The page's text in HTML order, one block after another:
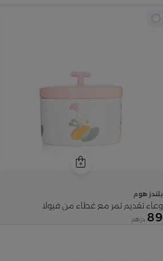
بلندز هوم
وعاء تقديم تمر مع غطاء من فيولا
89 درهم